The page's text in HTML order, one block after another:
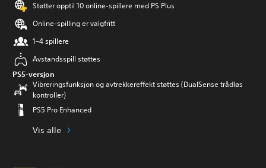
Støtter opptil 10 online-spillere med PS Plus
Online-spilling er valgfritt
1–4 spillere
Avstandsspill støttes
PS5-versjon
Vibreringsfunksjon og avtrekkereffekt støttes (DualSense trådløs
kontroller)
PS5 Pro Enhanced
Vis alle